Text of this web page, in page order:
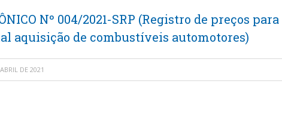
Nº 004/2021-SRP (Registro de preços para
aquisição de combustíveis automotores)
DE 2021